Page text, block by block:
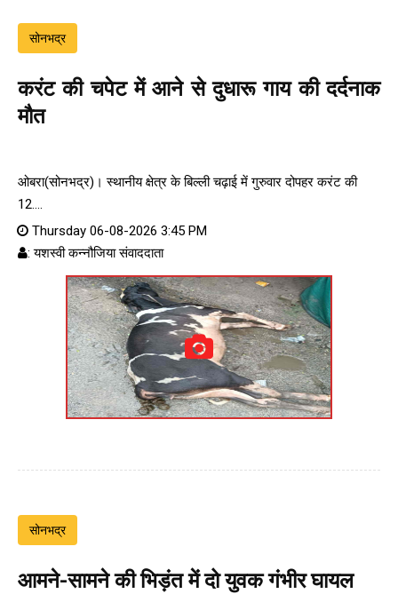
सोनभद्र
करंट की चपेट में आने से दुधारू गाय की दर्दनाक
मौत
ओबरा(सोनभद्र)। स्थानीय क्षेत्र के बिल्ली चढ़ाई में गुरुवार दोपहर करंट की
12....
Thursday 06-08-2026 3:45 PM
: यशस्वी कन्नौजिया संवाददाता
सोनभद्र
आमने-सामने की भिड़ंत में दो युवक गंभीर घायल